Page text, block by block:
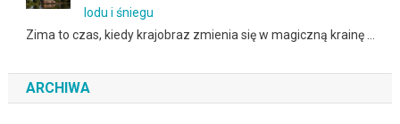
lodu i śniegu
Zima to czas, kiedy krajobraz zmienia się w magiczną krainę …
ARCHIWA